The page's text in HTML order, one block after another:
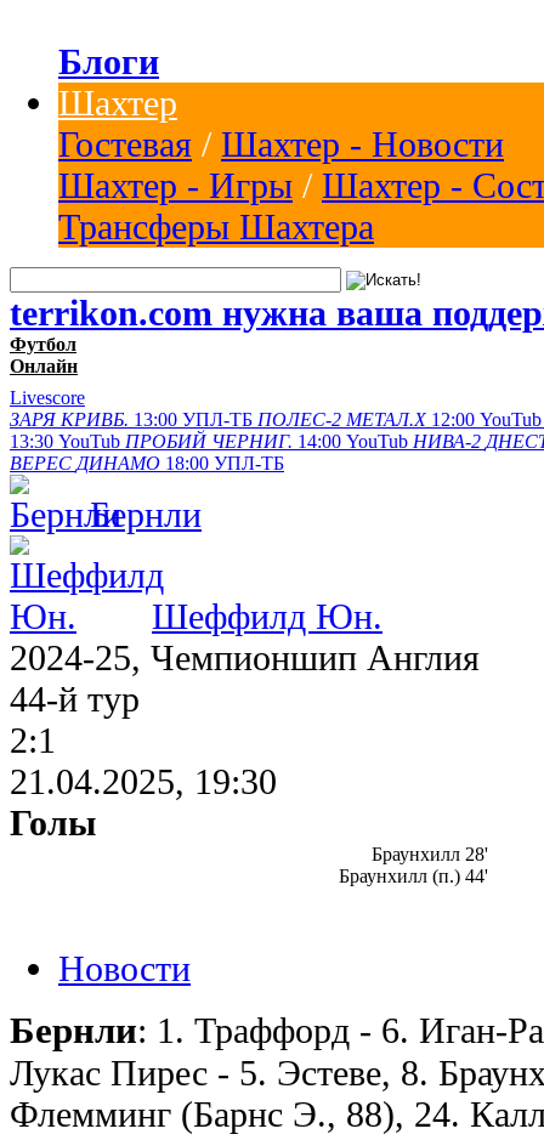
Блоги
Шахтер
Гостевая / Шахтер - Новости
Шахтер - Игры / Шахтер -
Трансферы Шахтера
terrikon.com нужна ваша
Футбол
Онлайн
Livescore
ЗАРЯ КРИВБ. 13:00 УПЛ-ТБ ПОЛЕС-2 МЕТАЛ.Х 12:00 YouTub
13:30 YouTub ПРОБИЙ ЧЕРНИГ. 14:00 YouTub НИВА-2
ВЕРЕС ДИНАМО 18:00 УПЛ-ТБ
Бернли
Шеффилд Юн.
2024-25, Чемпионшип Англия
44-й тур
2:1
21.04.2025, 19:30
Голы
Браунхилл 28'
Браунхилл (п.) 44'
Новости
Бернли: 1. Траффорд - 6. Иган-
Лукас Пирес - 5. Эстеве, 8.
Флемминг (Барнс Э., 88), 24.